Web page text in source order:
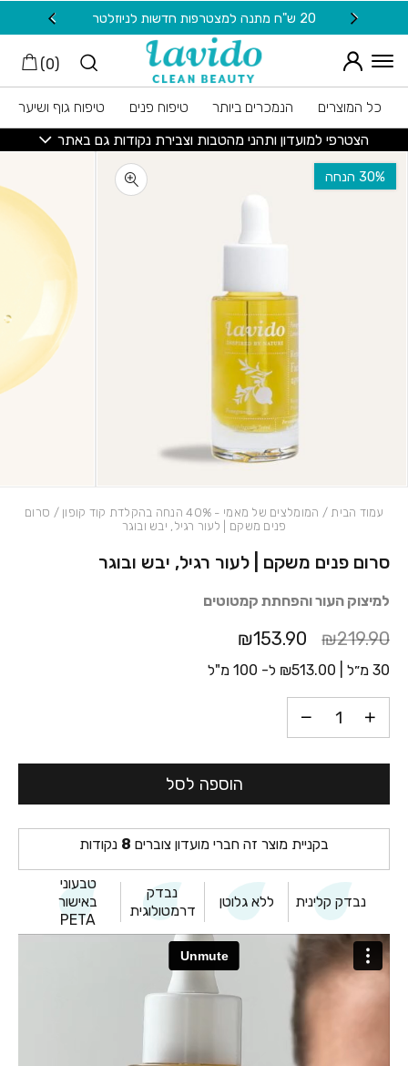
Skip to Content
20 ש"ח מתנה למצטרפות חדשות לניוזלטר
(
0
)
כל המוצרים הנמכרים ביותר טיפוח פנים
טיפוח גוף ושיער
הצטרפי למועדון ותהני מהטבות וצבירת נקודות גם באתר
סרום פנים משקם | לעור רגיל, יבש ובוגר
למיצוק העור והפחתת קמטוטים
₪219.90
₪153.90
30 מ״ל | ₪513.00 ל- 100 מ"ל
כמות סרום פנים משקם | לעור רגיל, יבש ובוגר
הוספה לסל
בקניית מוצר זה חברי מועדון צוברים 8 נקודות
נבדק קלינית ללא גלוטן
נבדק
דרמטולוגית
טבעוני
באישור
PETA
‫30% הנחה
עמוד הבית / המומלצים של מאמי - 40% הנחה בהקלדת קוד קופון
/ סרום
פנים משקם | לעור רגיל, יבש ובוגר
בחזרה למעלה